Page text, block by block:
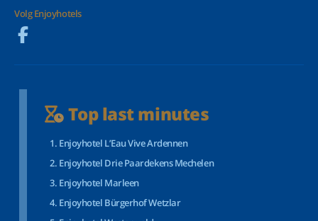
Volg Enjoyhotels
Top last minutes
Enjoyhotel L’Eau Vive Ardennen
Enjoyhotel Drie Paardekens Mechelen
Enjoyhotel Marleen
Enjoyhotel Bürgerhof Wetzlar